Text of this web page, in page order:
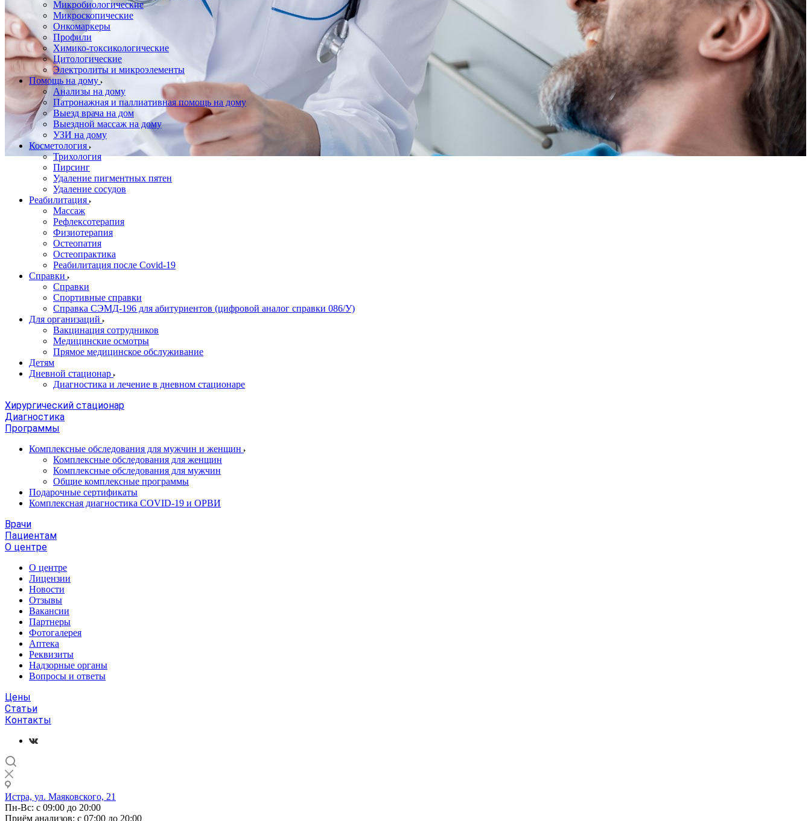
Микробиологические
Микроскопические
Онкомаркеры
Профили
Химико-токсикологические
Цитологические
Электролиты и микроэлементы
Помощь на дому
Анализы на дому
Патронажная и паллиативная помощь на дому
Выезд врача на дом
Выездной массаж на дому
УЗИ на дому
Косметология
Трихология
Пирсинг
Удаление пигментных пятен
Удаление сосудов
Реабилитация
Массаж
Рефлексотерапия
Физиотерапия
Остеопатия
Остеопрактика
Реабилитация после Covid-19
Справки
Справки
Спортивные справки
Справка СЭМД‑196 для абитуриентов (цифровой аналог справки 086/У)
Для организаций
Вакцинация сотрудников
Медицинские осмотры
Прямое медицинское обслуживание
Детям
Дневной стационар
Диагностика и лечение в дневном стационаре
Хирургический стационар
Диагностика
Программы
Комплексные обследования для мужчин и женщин
Комплексные обследования для женщин
Комплексные обследования для мужчин
Общие комплексные программы
Подарочные сертификаты
Комплексная диагностика COVID-19 и ОРВИ
Врачи
Пациентам
О центре
О центре
Лицензии
Новости
Отзывы
Вакансии
Партнеры
Фотогалерея
Аптека
Реквизиты
Надзорные органы
Вопросы и ответы
Цены
Статьи
Контакты
Истра, ул. Маяковского, 21
Пн-Вс: с 09:00 до 20:00
Приём анализов: с 07:00 до 20:00